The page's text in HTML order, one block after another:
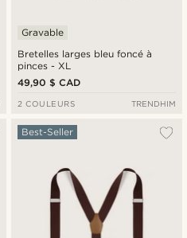
Bretelles larges bleu foncé à
pinces - XL
Gravable
49,90 $ CAD
2 COULEURS TRENDHIM
Best-Seller